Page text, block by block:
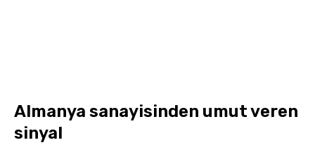
Almanya sanayisinden umut veren
sinyal